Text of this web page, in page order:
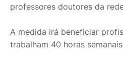
professores doutores da
A medida irá beneficiar
trabalham 40 horas